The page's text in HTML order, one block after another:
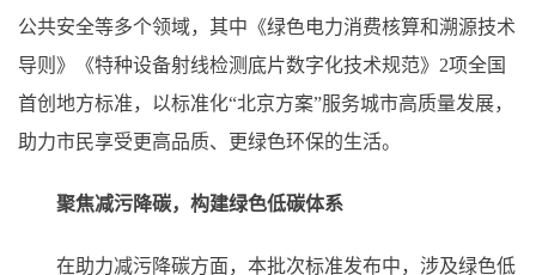
公共安全等多个领域，其中《绿色电力消费核算和溯源技术
导则》《特种设备射线检测底片数字化技术规范》2项全国
首创地方标准，以标准化“北京方案”服务城市高质量发展，
助力市民享受更高品质、更绿色环保的生活。
聚焦减污降碳，构建绿色低碳体系
在助力减污降碳方面，本批次标准发布中，涉及绿色低